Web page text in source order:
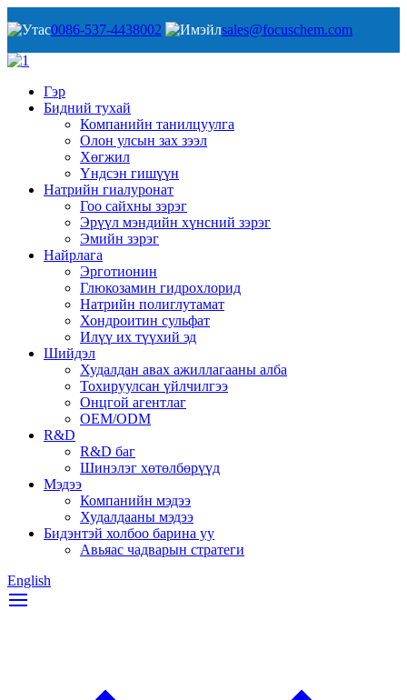
0086-537-4438002 sales@focuschem.com
Гэр
Бидний тухай
Компанийн танилцуулга
Олон улсын зах зээл
Хөгжил
Үндсэн гишүүн
Натрийн гиалуронат
Гоо сайхны зэрэг
Эрүүл мэндийн хүнсний зэрэг
Эмийн зэрэг
Найрлага
Эрготионин
Глюкозамин гидрохлорид
Натрийн полиглутамат
Хондроитин сульфат
Илүү их түүхий эд
Шийдэл
Худалдан авах ажиллагааны алба
Тохируулсан үйлчилгээ
Онцгой агентлаг
OEM/ODM
R&D
R&D баг
Шинэлэг хөтөлбөрүүд
Мэдээ
Компанийн мэдээ
Худалдааны мэдээ
Бидэнтэй холбоо барина уу
Авьяас чадварын стратеги
English